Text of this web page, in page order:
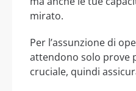
mirato.
Per l’assunzione di
attendono solo prove
cruciale, quindi